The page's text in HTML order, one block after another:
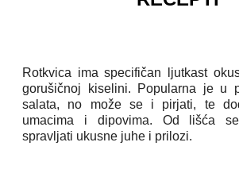
Rotkvica ima specifičan ljutkast
gorušičnoj kiselini. Popularna je u
salata, no može se i pirjati, te
umacima i dipovima. Od lišća
spravljati ukusne juhe i prilozi.